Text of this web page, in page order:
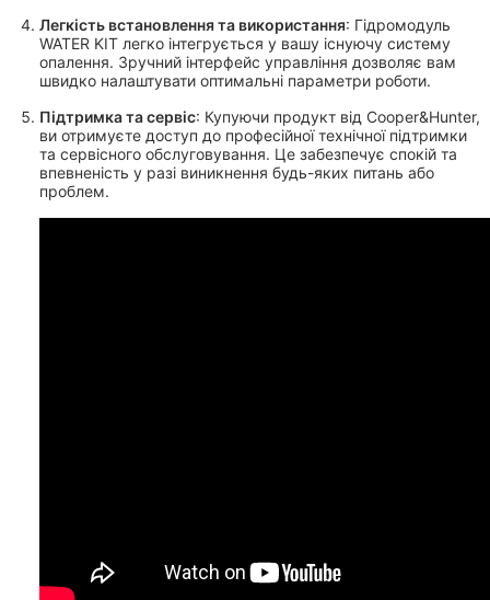
Легкість встановлення та використання: Гідромодуль
WATER KIT легко інтегрується у вашу існуючу систему
опалення. Зручний інтерфейс управління дозволяє вам
швидко налаштувати оптимальні параметри роботи.
Підтримка та сервіс: Купуючи продукт від Cooper&Hunter,
ви отримуєте доступ до професійної технічної підтримки
та сервісного обслуговування. Це забезпечує спокій та
впевненість у разі виникнення будь-яких питань або
проблем.